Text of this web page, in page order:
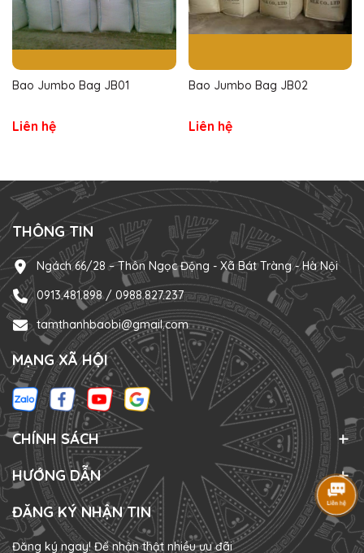
Bao Jumbo Bag JB01
Liên hệ
Bao Jumbo Bag JB02
Liên hệ
THÔNG TIN
Ngách 66/28 – Thôn Ngọc Động - Xã Bát Tràng - Hà Nội
0913.481.898 / 0988.827.237
tamthanhbaobi@gmail.com
MẠNG XÃ HỘI
CHÍNH SÁCH
HƯỚNG DẪN
ĐĂNG KÝ NHẬN TIN
Đăng ký ngay! Để nhận thật nhiều ưu đãi